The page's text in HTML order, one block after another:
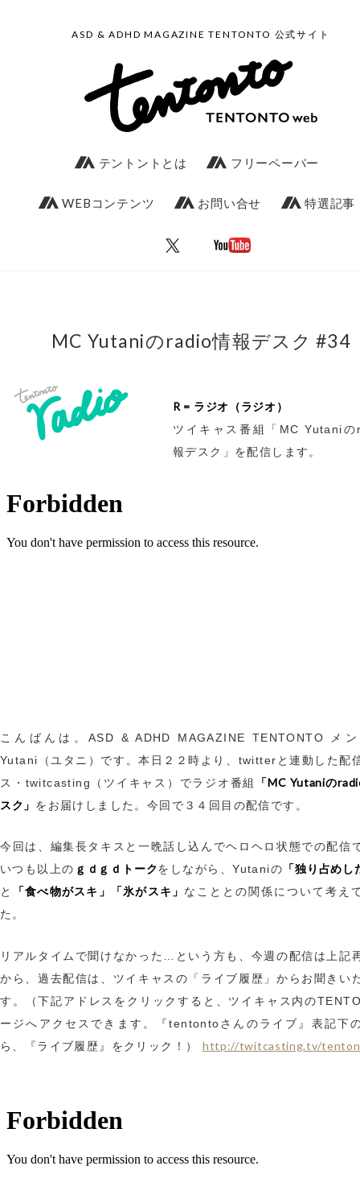
ASD & ADHD MAGAZINE TENTONTO 公式サイト
テントントとは フリーペーパー
WEBコンテンツ お問い合せ 特選記事
MC Yutaniのradio情報デスク #34
R = ラジオ（ラジオ）
ツイキャス番組「MC Yutani
報デスク」を配信します。
こんばんは。ASD & ADHD MAGAZINE TENTONTO メ
Yutani（ユタニ）です。本日２２時より、twitterと連動した配
ス・twitcasting（ツイキャス）でラジオ番組
「MC Yutaniの
スク」 をお届けしました。今回で３４回目の配信です。
今回は、編集長タキスと一晩話し込んでヘロヘロ状態での配信
いつも以上の ｇｄｇｄトークをしながら、Yutaniの 「独り占めし
と 「食べ物がスキ」「氷がスキ」 なこととの関係について考え
た。
リアルタイムで聞けなかった…という方も、今週の配信は上記
から、過去配信は、ツイキャスの「ライブ履歴」からお聞きい
す。（下記アドレスをクリックすると、ツイキャス内の
ージへアクセスできます。『tentontoさんのライブ』表記下
ら、『ライブ履歴』をクリック！） http://twitcasting.tv/